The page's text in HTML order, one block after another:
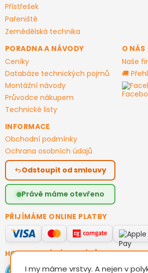
Přístřešek
Pařeniště
Zemědělská technika
PORADNA A NÁVODY
Ceníky
Databáze technických pojmů
Montážní návody
Průvodce nákupem
Technické listy
O NÁS
Naše
🚚
INFORMACE
Obchodní podmínky
Ochrana osobních údajů
Odstoupit od smlouvy
Právě máme otevřeno
PŘIJÍMÁME ONLINE PLATBY
HODNOCENÍ ZÁKAZNÍKŮ
I my máme vrstvy. A nejen v